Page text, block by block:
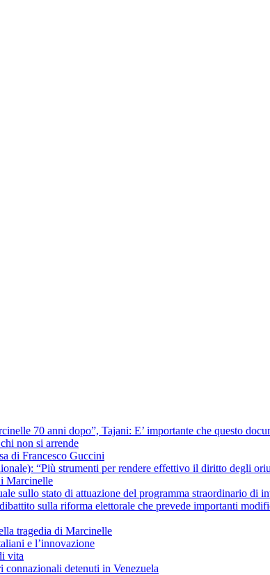
70 anni dopo”, Tajani: E’ importante che questo
non si arrende
di Francesco Guccini
“Più strumenti per rendere effettivo il diritto degli
Marcinelle
sullo stato di attuazione del programma straordinario di
sulla riforma elettorale che prevede importanti
tragedia di Marcinelle
e l’innovazione
vita
detenuti in Venezuela